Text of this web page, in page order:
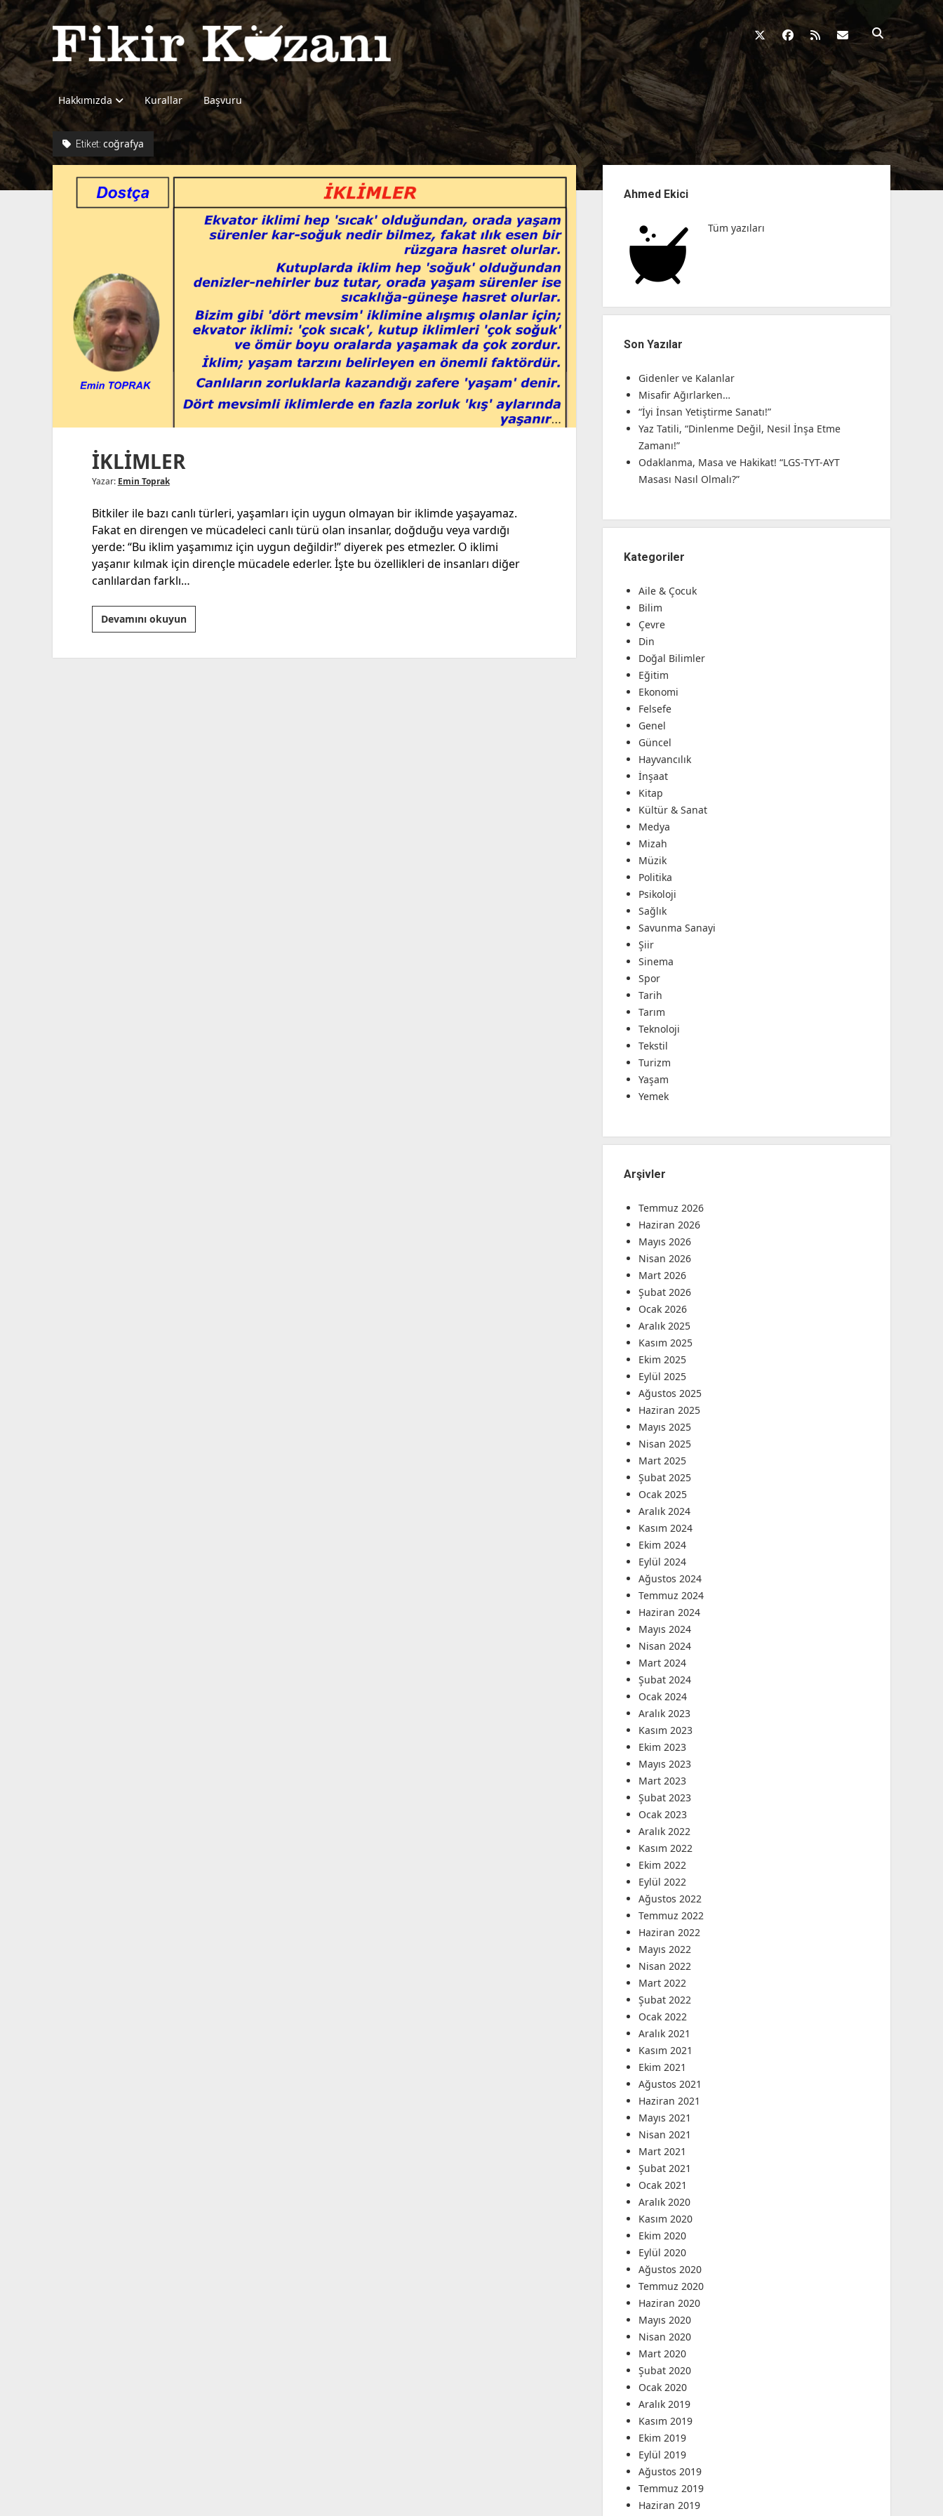
Fikir
Kazanı
twitterfacebook
rss
Hakkımızda Kurallar Başvuru
Etiket: coğrafya
İKLİMLER
Yazar: Emin Toprak
Bitkiler ile bazı canlı türleri, yaşamları için uygun olmayan bir iklimde yaşayamaz.
Fakat en direngen ve mücadeleci canlı türü olan insanlar, doğduğu veya vardığı
yerde: “Bu iklim yaşamımız için uygun değildir!” diyerek pes etmezler. O iklimi
yaşanır kılmak için dirençle mücadele ederler. İşte bu özellikleri de insanları diğer
canlılardan farklı…
Devamını okuyunİKLİMLER
MenüAhmed Ekici
Tüm yazıları
Son Yazılar
Gidenler ve Kalanlar
Misafir Ağırlarken…
“İyi İnsan Yetiştirme Sanatı!”
Yaz Tatili, “Dinlenme Değil, Nesil İnşa Etme
Zamanı!”
Odaklanma, Masa ve Hakikat! “LGS-TYT-AYT
Masası Nasıl Olmalı?”
Kategoriler
Aile & Çocuk
Bilim
Çevre
Din
Doğal Bilimler
Eğitim
Ekonomi
Felsefe
Genel
Güncel
Hayvancılık
İnşaat
Kitap
Kültür & Sanat
Medya
Mizah
Müzik
Politika
Psikoloji
Sağlık
Savunma Sanayi
Şiir
Sinema
Spor
Tarih
Tarım
Teknoloji
Tekstil
Turizm
Yaşam
Yemek
Arşivler
Temmuz 2026
Haziran 2026
Mayıs 2026
Nisan 2026
Mart 2026
Şubat 2026
Ocak 2026
Aralık 2025
Kasım 2025
Ekim 2025
Eylül 2025
Ağustos 2025
Haziran 2025
Mayıs 2025
Nisan 2025
Mart 2025
Şubat 2025
Ocak 2025
Aralık 2024
Kasım 2024
Ekim 2024
Eylül 2024
Ağustos 2024
Temmuz 2024
Haziran 2024
Mayıs 2024
Nisan 2024
Mart 2024
Şubat 2024
Ocak 2024
Aralık 2023
Kasım 2023
Ekim 2023
Mayıs 2023
Mart 2023
Şubat 2023
Ocak 2023
Aralık 2022
Kasım 2022
Ekim 2022
Eylül 2022
Ağustos 2022
Temmuz 2022
Haziran 2022
Mayıs 2022
Nisan 2022
Mart 2022
Şubat 2022
Ocak 2022
Aralık 2021
Kasım 2021
Ekim 2021
Ağustos 2021
Haziran 2021
Mayıs 2021
Nisan 2021
Mart 2021
Şubat 2021
Ocak 2021
Aralık 2020
Kasım 2020
Ekim 2020
Eylül 2020
Ağustos 2020
Temmuz 2020
Haziran 2020
Mayıs 2020
Nisan 2020
Mart 2020
Şubat 2020
Ocak 2020
Aralık 2019
Kasım 2019
Ekim 2019
Eylül 2019
Ağustos 2019
Temmuz 2019
Haziran 2019